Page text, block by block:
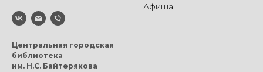
Центральная городская
библиотека
им. Н.С. Байтерякова
Афиша